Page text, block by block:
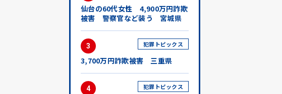
仙台の60代女性 4,900万円詐欺
被害 警察官など装う 宮城県
3 犯罪トピックス
3,700万円詐欺被害 三重県
4 犯罪トピックス